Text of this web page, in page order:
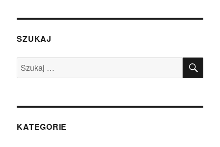
–
hosting
aplikacji.
SZUKAJ
Szukaj:
KATEGORIE